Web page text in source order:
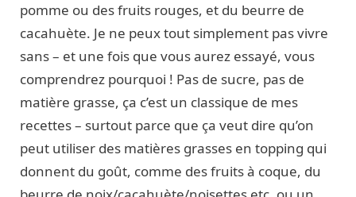
pomme ou des fruits rouges, et du beurre de
cacahuète. Je ne peux tout simplement pas vivre
sans – et une fois que vous aurez essayé, vous
comprendrez pourquoi ! Pas de sucre, pas de
matière grasse, ça c’est un classique de mes
recettes – surtout parce que ça veut dire qu’on
peut utiliser des matières grasses en topping qui
donnent du goût, comme des fruits à coque, du